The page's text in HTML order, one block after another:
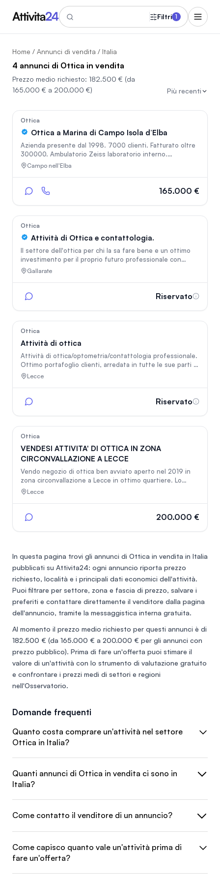
Filtri 1
Home / Annunci di vendita / Italia
4 annunci di Ottica in vendita
Prezzo medio richiesto: 182.500 € (da
165.000 € a 200.000 €)
Più recenti
Ottica
Ottica a Marina di Campo Isola d’Elba
Azienda presente dal 1998. 7000 clienti. Fatturato oltre
300000. Ambulatorio Zeiss laboratorio interno.
Esposizione di oltre 1000 occhiali. Si trova a Marina di
Campo all’isola d’Elba. Di proprietà e’ anche l’edificio
nella zona più trafficata del paese. Avviamento e
conteggiare (circa € 100.000) Affitto 2.500€ al mese
Immobile superficie totale 140 mq € 400.000.
Campo nell'Elba
165.000 €
Ottica
Attività di Ottica e contattologia.
Il settore dell'ottica per chi la sa fare bene e un ottimo
investimento per il proprio futuro professionale con
grande possibilità di crescita.
Gallarate
Riservato
Ottica
Attività di ottica
Attività di ottica/optometria/contattologia professionale.
Ottimo portafoglio clienti, arredata in tutte le sue parti in
stile moderno. Gestionale incluso, azienda lavoranti
topografo e tutte le attrezzature professionali Nidek
trasferimento Strada di forte passaggio da
professionisti, attivita' commerciali e abitanti
Lecce
Riservato
Ottica
VENDESI ATTIVITA' DI OTTICA IN ZONA
CIRCONVALLAZIONE A LECCE
Vendo negozio di ottica ben avviato aperto nel 2019 in
zona circonvallazione a Lecce in ottimo quartiere. Lo
stabile dove è situato il negozio è in affitto (costo molto
ottico. Nelle vicinanze del centro ottico ci sono tanti
zona è molto trafficata e lo stesso centro ottico ha una
Lecce
200.000 €
In questa pagina trovi gli annunci di Ottica in vendita in Italia
pubblicati su Attivita24: ogni annuncio riporta prezzo
richiesto, località e i principali dati economici dell'attività.
Puoi filtrare per settore, zona e fascia di prezzo, salvare i
preferiti e contattare direttamente il venditore dalla pagina
dell'annuncio, tramite la messaggistica interna gratuita.
Al momento il prezzo medio richiesto per questi annunci è di
182.500 € (da 165.000 € a 200.000 € per gli annunci con
prezzo pubblico). Prima di fare un'offerta puoi stimare il
valore di un'attività con lo strumento di valutazione gratuito
e confrontare i prezzi medi di settori e regioni
nell'Osservatorio.
Domande frequenti
Quanto costa comprare un'attività nel settore
Ottica in Italia?
Quanti annunci di Ottica in vendita ci sono in
Italia?
Come contatto il venditore di un annuncio?
Come capisco quanto vale un'attività prima di
fare un'offerta?